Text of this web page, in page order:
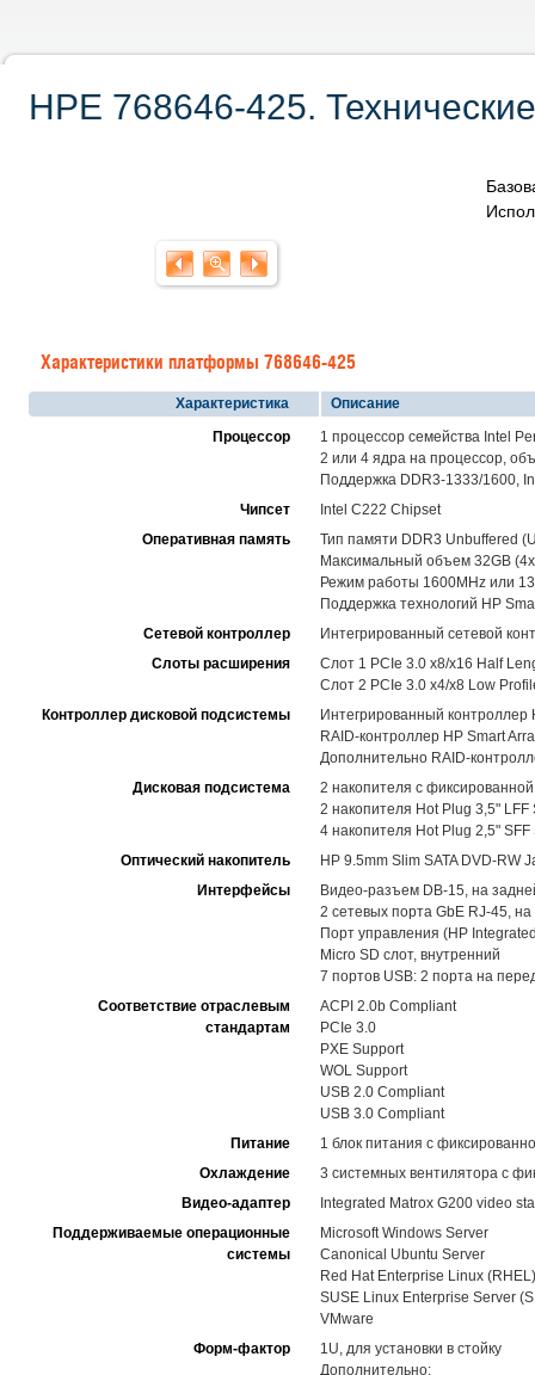
HPE 768646-425.
Характеристики платформы 768646-425
Характеристика
Описание
Процессор
1 процессор семейства Intel
2 или 4 ядра на процессор,
Поддержка DDR3-1333/1600,
Чипсет
Intel C222 Chipset
Оперативная память
Тип памяти DDR3 Unbuffered
Максимальный объем 32GB
Режим работы 1600MHz или
Поддержка технологий HP
Сетевой контроллер
Интегрированный сетевой
Слоты расширения
Слот 1 PCIe 3.0 x8/x16 Half
Слот 2 PCIe 3.0 x4/x8 Low
Контроллер дисковой подсистемы
Интегрированный контроллер
RAID-контроллер HP Smart
Дополнительно RAID-
Дисковая подсистема
2 накопителя с
2 накопителя Hot Plug 3,5" LFF
4 накопителя Hot Plug 2,5" SFF
Оптический накопитель
HP 9.5mm Slim SATA DVD-RW
Интерфейсы
Видео-разъем DB-15, на
2 сетевых порта GbE RJ-45,
Порт управления (HP
Micro SD слот, внутренний
7 портов USB: 2 порта на
Соответствие отраслевым
стандартам
ACPI 2.0b Compliant
PCIe 3.0
PXE Support
WOL Support
USB 2.0 Compliant
USB 3.0 Compliant
Питание
1 блок питания с
Охлаждение
3 системных вентилятора с
Видео-адаптер
Integrated Matrox G200 video
Поддерживаемые операционные
системы
Microsoft Windows Server
Canonical Ubuntu Server
Red Hat Enterprise Linux (RHEL)
SUSE Linux Enterprise Server
VMware
Форм-фактор
1U, для установки в стойку
Дополнительно: